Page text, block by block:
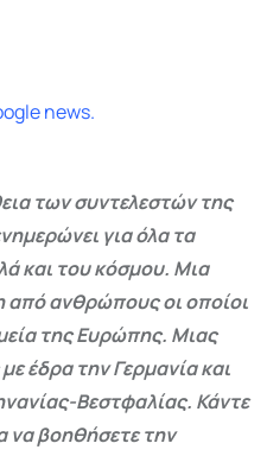
news.
των συντελεστών της
για όλα τα
και του κόσμου. Μια
από ανθρώπους οι οποίοι
της Ευρώπης. Μιας
έδρα την Γερμανία και
Βεστφαλίας. Κάντε
να βοηθήσετε την